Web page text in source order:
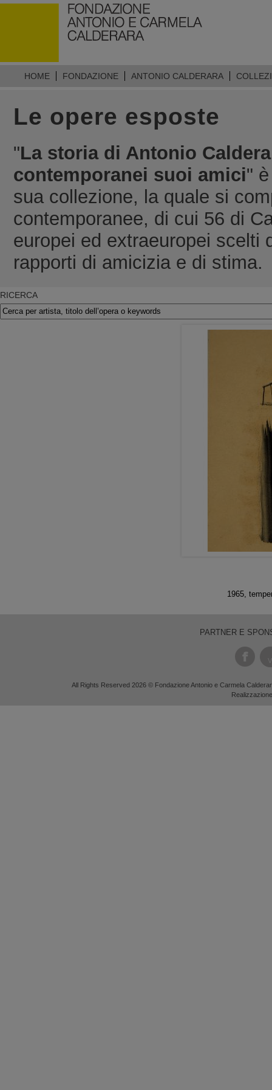
HOME FONDAZIONE ANTONIO CALDERARA
Le opere esposte
"La storia di Antonio
contemporanei suoi amici"
sua collezione, la quale si
contemporanee, di cui 56 di
europei ed extraeuropei scelti
rapporti di amicizia e di stima.
RICERCA
1965,
PARTNER E
All Rights Reserved 2026 © Fondazione Antonio e Carmela